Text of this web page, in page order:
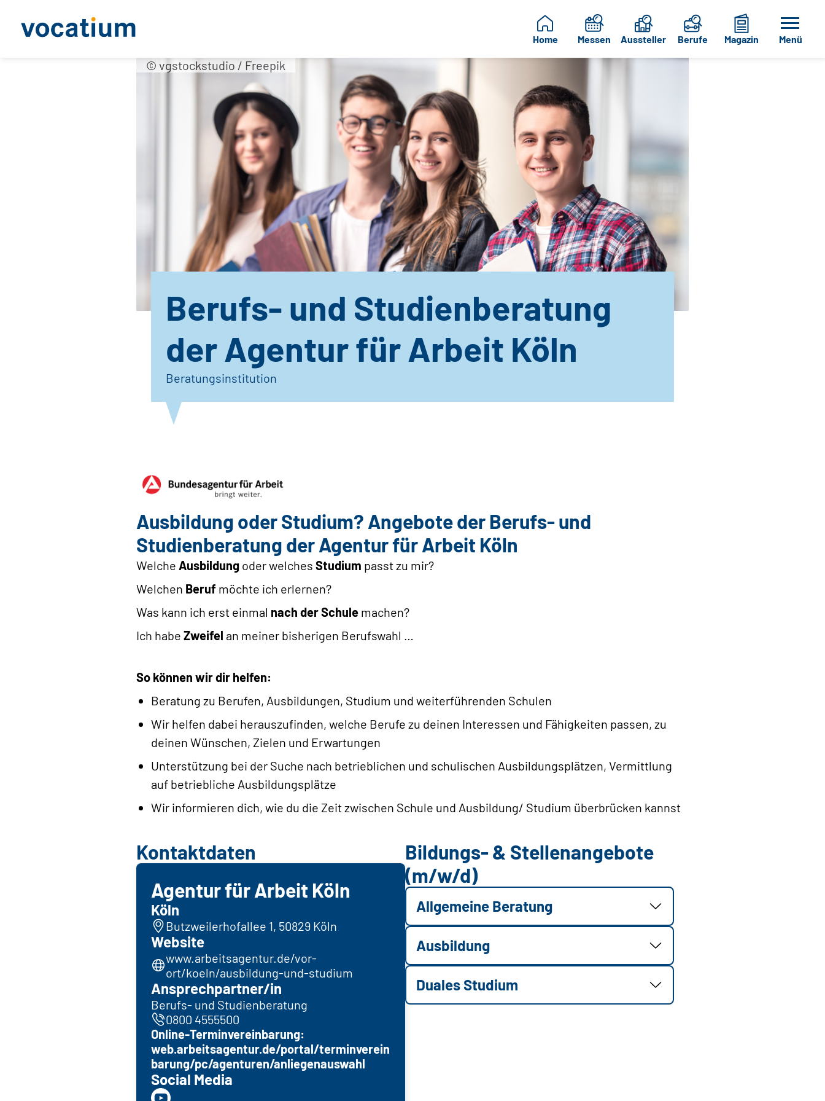
Home Messen Aussteller Berufe Magazin Menü
© vgstockstudio / Freepik
Berufs- und Studienberatung
der Agentur für Arbeit Köln
Beratungsinstitution
Ausbildung oder Studium? Angebote der Berufs- und
Studienberatung der Agentur für Arbeit Köln
Welche Ausbildung oder welches Studium passt zu mir?
Welchen Beruf möchte ich erlernen?
Was kann ich erst einmal nach der Schule machen?
Ich habe Zweifel an meiner bisherigen Berufswahl …
So können wir dir helfen:
Beratung zu Berufen, Ausbildungen, Studium und weiterführenden Schulen
Wir helfen dabei herauszufinden, welche Berufe zu deinen Interessen und Fähigkeiten passen, zu
deinen Wünschen, Zielen und Erwartungen
Unterstützung bei der Suche nach betrieblichen und schulischen Ausbildungsplätzen, Vermittlung
auf betriebliche Ausbildungsplätze
Wir informieren dich, wie du die Zeit zwischen Schule und Ausbildung/ Studium überbrücken kannst
Kontaktdaten
Agentur für Arbeit Köln
Köln
Butzweilerhofallee 1, 50829 Köln
Website
www.arbeitsagentur.de/vor-
ort/koeln/ausbildung-und-studium
Ansprechpartner/in
Berufs- und Studienberatung
0800 4555500
Online-Terminvereinbarung:
web.arbeitsagentur.de/portal/terminverein
barung/pc/agenturen/anliegenauswahl
Social Media
Bildungs- & Stellenangebote
(m/w/d)
Allgemeine Beratung
Ausbildung
Duales Studium